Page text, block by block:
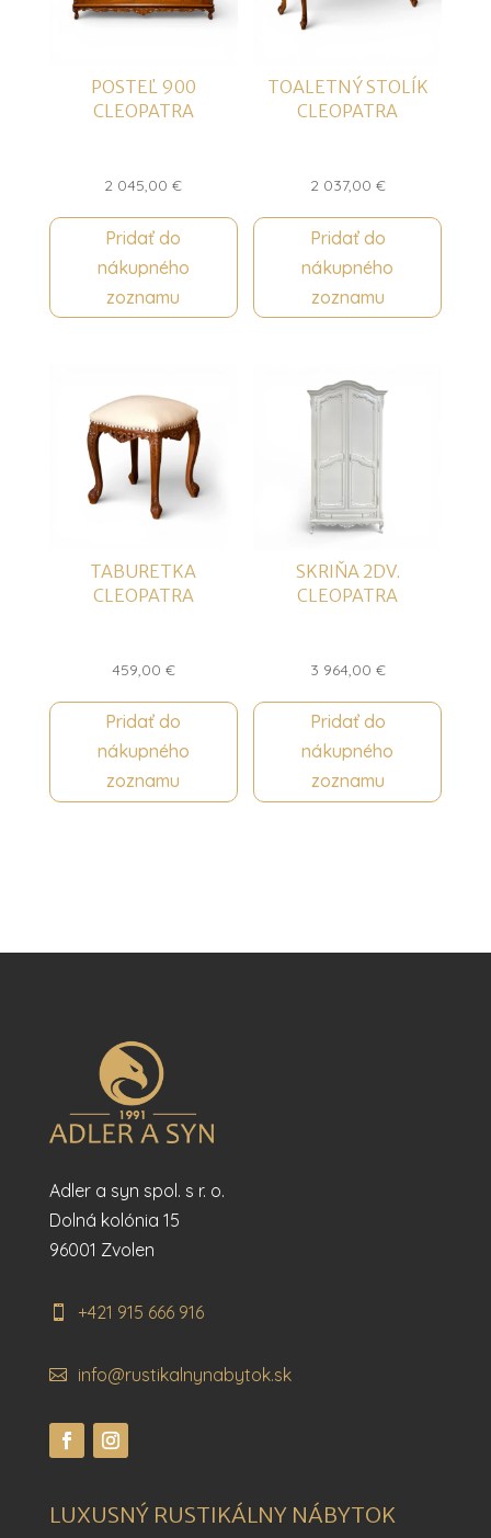
POSTEĽ 900
CLEOPATRA
2 045,00€
Pridať do
nákupného
zoznamu
TOALETNÝ STOLÍK
CLEOPATRA
2 037,00 €
Pridať do
nákupného
zoznamu
TABURETKA
CLEOPATRA
459,00 €
Pridať do
nákupného
zoznamu
SKRIŇA 2DV.
CLEOPATRA
3 964,00 €
Pridať do
nákupného
zoznamu
Adler a syn spol. s r. o.
Dolná kolónia 15
96001 Zvolen
+421 915 666 916
info@rustikalnynabytok.sk
LUXUSNÝ RUSTIKÁLNY NÁBYTOK